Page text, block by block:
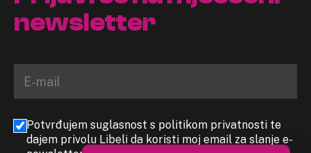
newsletter
Potvrđujem suglasnost s politikom privatnosti te
dajem privolu Libeli da koristi moj email za slanje e-